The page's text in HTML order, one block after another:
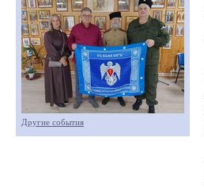
Другие события